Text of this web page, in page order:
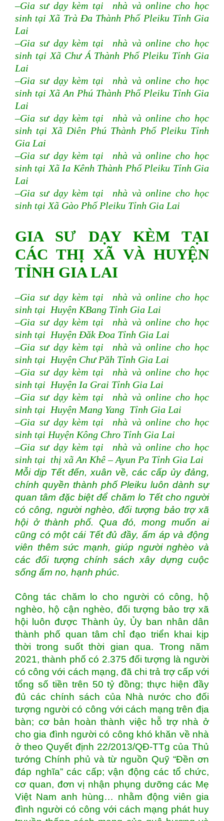
–Gia sư dạy kèm tại nhà và online cho học
sinh tại Xã Trà Đa Thành Phố Pleiku Tỉnh Gia
Lai
–Gia sư dạy kèm tại nhà và online cho học
sinh tại Xã Chư Á Thành Phố Pleiku Tỉnh Gia
Lai
–Gia sư dạy kèm tại nhà và online cho học
sinh tại Xã An Phú Thành Phố Pleiku Tỉnh Gia
Lai
–Gia sư dạy kèm tại nhà và online cho học
sinh tại Xã Diên Phú Thành Phố Pleiku Tỉnh
Gia Lai
–Gia sư dạy kèm tại nhà và online cho học
sinh tại Xã Ia Kênh Thành Phố Pleiku Tỉnh Gia
Lai
–Gia sư dạy kèm tại nhà và online cho học
sinh tại Xã Gào Phố Pleiku Tỉnh Gia Lai
GIA SƯ DẠY KÈM TẠI
CÁC THỊ XÃ VÀ HUYỆN
TỈNH GIA LAI
–Gia sư dạy kèm tại nhà và online cho học
sinh tại Huyện KBang Tỉnh Gia Lai
–Gia sư dạy kèm tại nhà và online cho học
sinh tại Huyện Đăk Đoa Tỉnh Gia Lai
–Gia sư dạy kèm tại nhà và online cho học
sinh tại Huyện Chư Păh Tỉnh Gia Lai
–Gia sư dạy kèm tại nhà và online cho học
sinh tại Huyện Ia Grai Tỉnh Gia Lai
–Gia sư dạy kèm tại nhà và online cho học
sinh tại Huyện Mang Yang Tỉnh Gia Lai
–Gia sư dạy kèm tại nhà và online cho học
sinh tại Huyện Kông Chro Tỉnh Gia Lai
–Gia sư dạy kèm tại nhà và online cho học
sinh tại thị xã An Khê – Ayun Pa Tỉnh Gia Lai
Mỗi dịp Tết đến, xuân về, các cấp ủy đảng,
chính quyền thành phố Pleiku luôn dành sự
quan tâm đặc biệt để chăm lo Tết cho người
có công, người nghèo, đối tượng bảo trợ xã
hội ở thành phố. Qua đó, mong muốn ai
cũng có một cái Tết đủ đầy, ấm áp và động
viên thêm sức mạnh, giúp người nghèo và
các đối tượng chính sách xây dựng cuộc
sống ấm no, hạnh phúc.
Công tác chăm lo cho người có công, hộ
nghèo, hộ cận nghèo, đối tượng bảo trợ xã
hội luôn được Thành ủy, Ủy ban nhân dân
thành phố quan tâm chỉ đạo triển khai kịp
thời trong suốt thời gian qua. Trong năm
2021, thành phố có 2.375 đối tượng là người
có công với cách mạng, đã chi trả trợ cấp với
tổng số tiền trên 50 tỷ đồng; thực hiện đầy
đủ các chính sách của Nhà nước cho đối
tượng người có công với cách mạng trên địa
bàn; cơ bản hoàn thành việc hỗ trợ nhà ở
cho gia đình người có công khó khăn về nhà
ở theo Quyết định 22/2013/QĐ-TTg của Thủ
tướng Chính phủ và từ nguồn Quỹ “Đền ơn
đáp nghĩa” các cấp; vận động các tổ chức,
cơ quan, đơn vị nhận phụng dưỡng các Mẹ
Việt Nam anh hùng… nhằm động viên gia
đình người có công với cách mạng phát huy